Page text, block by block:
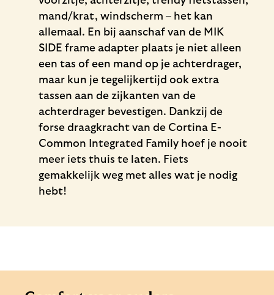
mand/krat, windscherm – het kan
allemaal. En bij aanschaf van de MIK
SIDE frame adapter plaats je niet alleen
een tas of een mand op je achterdrager,
maar kun je tegelijkertijd ook extra
tassen aan de zijkanten van de
achterdrager bevestigen. Dankzij de
forse draagkracht van de Cortina E-
Common Integrated Family hoef je nooit
meer iets thuis te laten. Fiets
gemakkelijk weg met alles wat je nodig
hebt!